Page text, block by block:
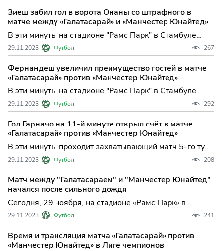
на стадионе «Рамс Парк» в Стамбуле (Турция).
Зиеш забил гол в ворота Онаны со штрафного в
матче между «Галатасарай» и «Манчестер Юнайтед»
В эти минуты на стадионе "Рамс Парк" в Стамбуле
(Турция) проходит матч 5-го тура группы А Лиги
чемпионов между стамбульским "Галатасараем" и
английским "Манчестер Юнайтед".
29.11.2023 Футбол 267
Фернандеш увеличил преимущество гостей в матче
«Галатасарай» против «Манчестер Юнайтед»
В эти минуты на стадионе "Рамс Парк" в Стамбуле
(Турция) проходит матч 5-го тура группы А Лиги
чемпионов между стамбульским "Галатасараем" и
английским "Манчестер Юнайтед".
29.11.2023 Футбол 292
Гол Гарначо на 11-й минуте открыл счёт в матче
«Галатасарай» против «Манчестер Юнайтед»
В эти минуты проходит захватывающий матч 5-го тура
группы А Лиги чемпионов между стамбульским
«Галатасараем» и английским «Манчестер Юнайтед».
29.11.2023 Футбол 208
Матч между "Галатасараем" и "Манчестер Юнайтед"
начался после сильного дождя
Сегодня, 29 ноября, на стадионе «Рамс Парк» в
Стамбуле (Турция) состоится встреча 5-го тура группы
А Лиги Чемпионов между стамбульским
«Галатасараем» и английским «Манчестер Юнайтед».
29.11.2023 Футбол 241
Время и трансляция матча «Галатасарай» против
«Манчестер Юнайтед» в Лиге чемпионов